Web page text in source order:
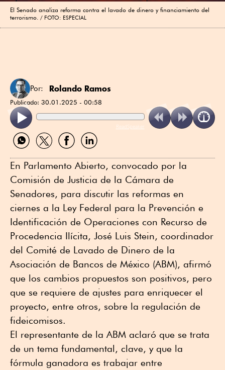
El Senado analiza reforma contra el lavado de dinero y financiamiento del
terrorismo.
FOTO: ESPECIAL
Por: Rolando Ramos
Publicado: 30.01.2025 - 00:58
ReadSpeaker
Compartir
por
Compartir
por
Compartir
por
Compartir
por
En Parlamento Abierto, convocado por la
Comisión de Justicia de la Cámara de
Senadores, para discutir las reformas en
ciernes a la Ley Federal para la Prevención e
Identificación de Operaciones con Recurso de
Procedencia Ilícita, José Luis Stein, coordinador
del Comité de Lavado de Dinero de la
Asociación de Bancos de México (ABM), afirmó
que los cambios propuestos son positivos, pero
que se requiere de ajustes para enriquecer el
proyecto, entre otros, sobre la regulación de
fideicomisos.
El representante de la ABM aclaró que se trata
de un tema fundamental, clave, y que la
fórmula ganadora es trabajar entre